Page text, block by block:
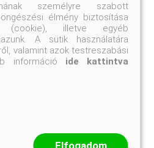
személyre szabott
élmény biztosítása
(cookie), illetve egyéb
A sütik használatára
valamint azok testreszabási
információ ide kattintva
Elfogadom